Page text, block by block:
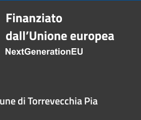
di Torrevecchia Pia